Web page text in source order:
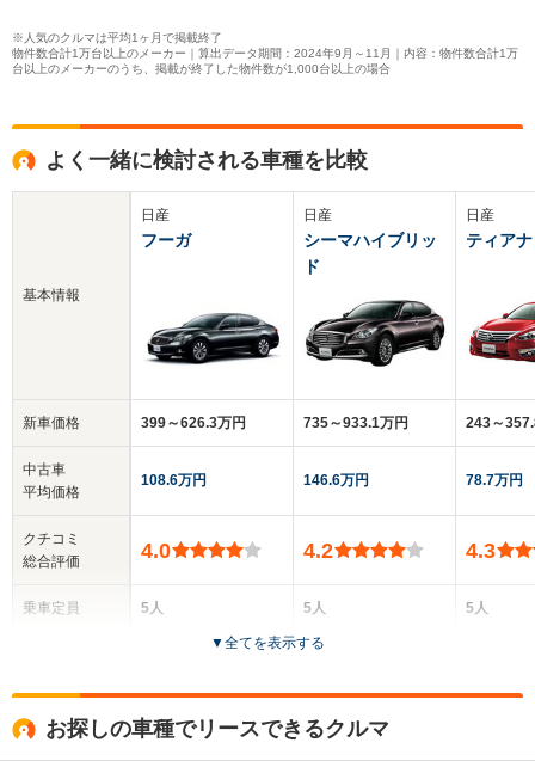
※人気のクルマは平均1ヶ月で掲載終了
物件数合計1万台以上のメーカー｜算出データ期間：2024年9月～11月｜内容：物件数合計1万
台以上のメーカーのうち、掲載が終了した物件数が1,000台以上の場合
よく一緒に検討される車種を比較
基本情報
新車価格
中古車
平均価格
クチコミ
総合評価
乗車定員
日産
フーガ
399～626.3万円
108.6万円
4.0
5人
1.5m～1.52m
日産
シーマハイブリッ
ド
735～933.1万円
146.6万円
4.2
5人
4ドア
1.51m
日産
ティアナ
243～
78.7万円
4.3
5人
▼全てを表示する
お探しの車種でリースできるクルマ